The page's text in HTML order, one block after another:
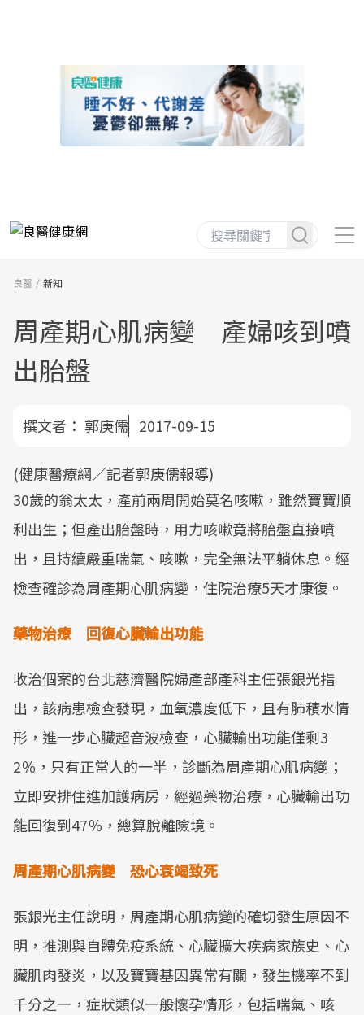
良醫 新知
周產期心肌病變 產婦咳到噴
出胎盤
撰文者： 郭庚儒 2017-09-15
(健康醫療網／記者郭庚儒報導)
30歲的翁太太，產前兩周開始莫名咳嗽，雖然寶寶順
利出生；但產出胎盤時，用力咳嗽竟將胎盤直接噴
出，且持續嚴重喘氣、咳嗽，完全無法平躺休息。經
檢查確診為周產期心肌病變，住院治療5天才康復。
藥物治療 回復心臟輸出功能
收治個案的台北慈濟醫院婦產部產科主任張銀光指
出，該病患檢查發現，血氧濃度低下，且有肺積水情
形，進一步心臟超音波檢查，心臟輸出功能僅剩3
2％，只有正常人的一半，診斷為周產期心肌病變；
立即安排住進加護病房，經過藥物治療，心臟輸出功
能回復到47％，總算脫離險境。
周產期心肌病變 恐心衰竭致死
張銀光主任說明，周產期心肌病變的確切發生原因不
明，推測與自體免疫系統、心臟擴大疾病家族史、心
臟肌肉發炎，以及寶寶基因異常有關，發生機率不到
千分之一，症狀類似一般懷孕情形，包括喘氣、咳